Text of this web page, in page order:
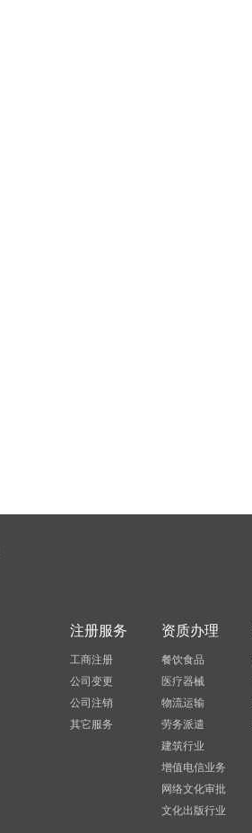
注册服务
工商注册
公司变更
公司注销
其它服务
资质办理
餐饮食品
医疗器械
物流运输
劳务派遣
建筑行业
增值电信业务
网络文化审批
文化出版行业